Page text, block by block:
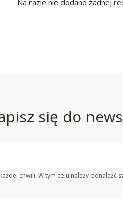
Na razie nie dodano żadnej
się do
chwili. W tym celu należy odnaleźć